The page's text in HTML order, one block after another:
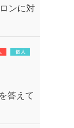
ンに対
答えて